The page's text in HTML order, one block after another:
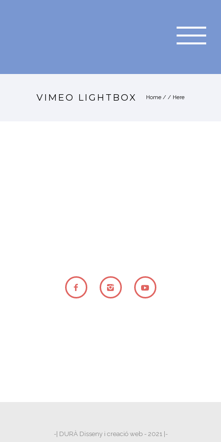
VIMEO LIGHTBOX Home / / Here
-| DURÀ Disseny i creació web - 2021 |-